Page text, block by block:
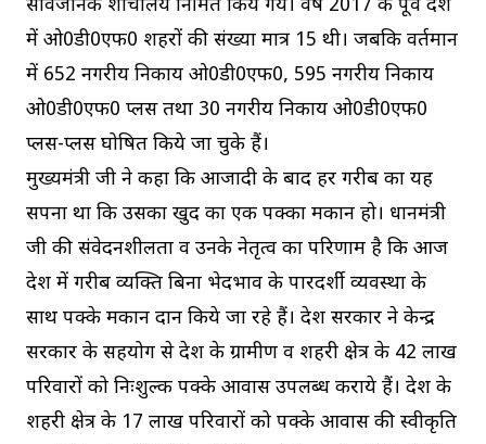
सार्वजनिक शौचालय निर्मित किये गये। वर्ष 2017 के पूर्व प्रदेश
में ओ0डी0एफ0 शहरों की संख्या मात्र 15 थी। जबकि वर्तमान
में 652 नगरीय निकाय ओ0डी0एफ0, 595 नगरीय निकाय
ओ0डी0एफ0 प्लस तथा 30 नगरीय निकाय ओ0डी0एफ0
प्लस-प्लस घोषित किये जा चुके हैं।
मुख्यमंत्री जी ने कहा कि आजादी के बाद हर गरीब का यह
सपना था कि उसका खुद का एक पक्का मकान हो। प्रधानमंत्री
जी की संवेदनशीलता व उनके नेतृत्व का परिणाम है कि आज
देश में गरीब व्यक्ति बिना भेदभाव के पारदर्शी व्यवस्था के
साथ पक्के मकान प्रदान किये जा रहे हैं। प्रदेश सरकार ने केन्द्र
सरकार के सहयोग से प्रदेश के ग्रामीण व शहरी क्षेत्र के 42 लाख
परिवारों को निःशुल्क पक्के आवास उपलब्ध कराये हैं। प्रदेश के
शहरी क्षेत्र के 17 लाख परिवारों को पक्के आवास की स्वीकृति